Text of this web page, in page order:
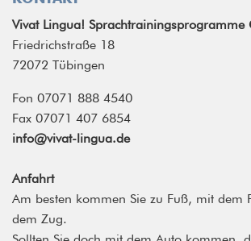
Vivat Lingua! Sprachtrainingsprogramme
Friedrichstraße 18
72072 Tübingen
Fon 07071 888 4540
Fax 07071 407 6854
info@vivat-lingua.de
Anfahrt
Am besten kommen Sie zu Fuß, mit dem
dem Zug.